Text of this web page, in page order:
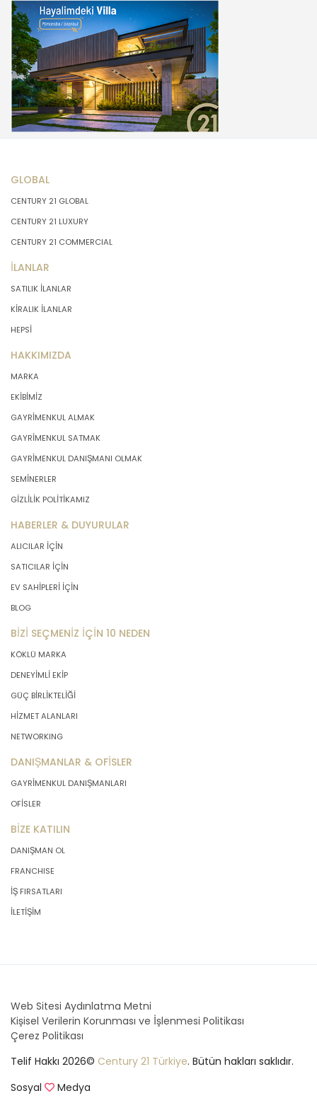
GLOBAL
CENTURY 21 GLOBAL
CENTURY 21 LUXURY
CENTURY 21 COMMERCIAL
İLANLAR
SATILIK İLANLAR
KİRALIK İLANLAR
HEPSİ
HAKKIMIZDA
MARKA
EKİBİMİZ
GAYRİMENKUL ALMAK
GAYRİMENKUL SATMAK
GAYRİMENKUL DANIŞMANI OLMAK
SEMİNERLER
GİZLİLİK POLİTİKAMIZ
HABERLER & DUYURULAR
ALICILAR İÇİN
SATICILAR İÇİN
EV SAHİPLERİ İÇİN
BLOG
BİZİ SEÇMENİZ İÇİN 10 NEDEN
KÖKLÜ MARKA
DENEYİMLİ EKİP
GÜÇ BİRLİKTELİĞİ
HİZMET ALANLARI
NETWORKING
DANIŞMANLAR & OFİSLER
GAYRİMENKUL DANIŞMANLARI
OFİSLER
BİZE KATILIN
DANIŞMAN OL
FRANCHISE
İŞ FIRSATLARI
İLETİŞİM
Web Sitesi Aydınlatma Metni
Kişisel Verilerin Korunması ve İşlenmesi Politikası
Çerez Politikası
Telif Hakkı 2026© Century 21 Türkiye. Bütün hakları saklıdır.
Sosyal
Medya